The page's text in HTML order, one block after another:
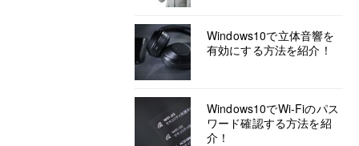
Windows10で立体音響を
有効にする方法を紹介！
Windows10でWi-Fiのパス
ワード確認する方法を紹
介！